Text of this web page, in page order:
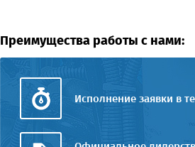
Преимущества работы с нами:
Исполнение заявки в